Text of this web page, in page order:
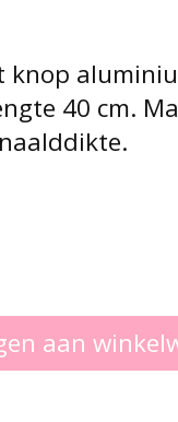
knop
40 cm.
aan